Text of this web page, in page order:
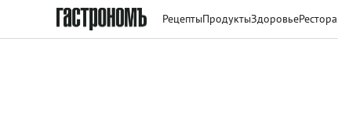
РецептыПродуктыЗдоровье